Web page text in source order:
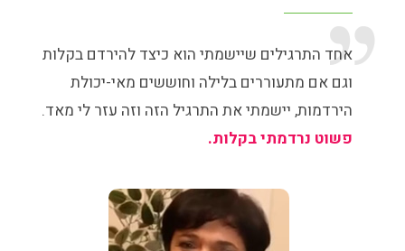
אחד התרגילים שיישמתי הוא כיצד להירדם בקלות
וגם אם מתעוררים בלילה וחוששים מאי-יכולת
הירדמות, יישמתי את התרגיל הזה וזה עזר לי מאד.
פשוט נרדמתי בקלות.